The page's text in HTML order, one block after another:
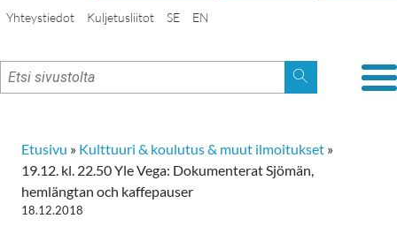
Yhteystiedot Kuljetusliitot SE EN
Etusivu » Kulttuuri & koulutus & muut ilmoitukset »
19.12. kl. 22.50 Yle Vega: Dokumenterat Sjömän,
hemlängtan och kaffepauser
18.12.2018